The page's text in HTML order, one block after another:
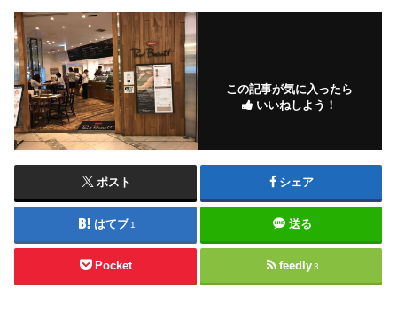
この記事が気に入ったら
いいねしよう！
ポスト シェア
はてブ 1 送る
Pocket feedly 3